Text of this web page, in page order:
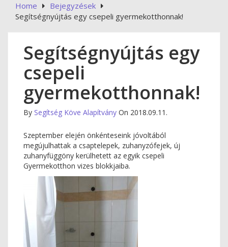
Home
Bejegyzések
Segítségnyújtás egy csepeli gyermekotthonnak!
Segítségnyújtás egy
csepeli
gyermekotthonnak!
By Segítség Köve Alapítvány On 2018.09.11.
Szeptember elején önkénteseink jóvoltából
megújulhattak a csaptelepek, zuhanyzófejek, új
zuhanyfüggöny kerülhetett az egyik csepeli
Gyermekotthon vizes blokkjaiba.